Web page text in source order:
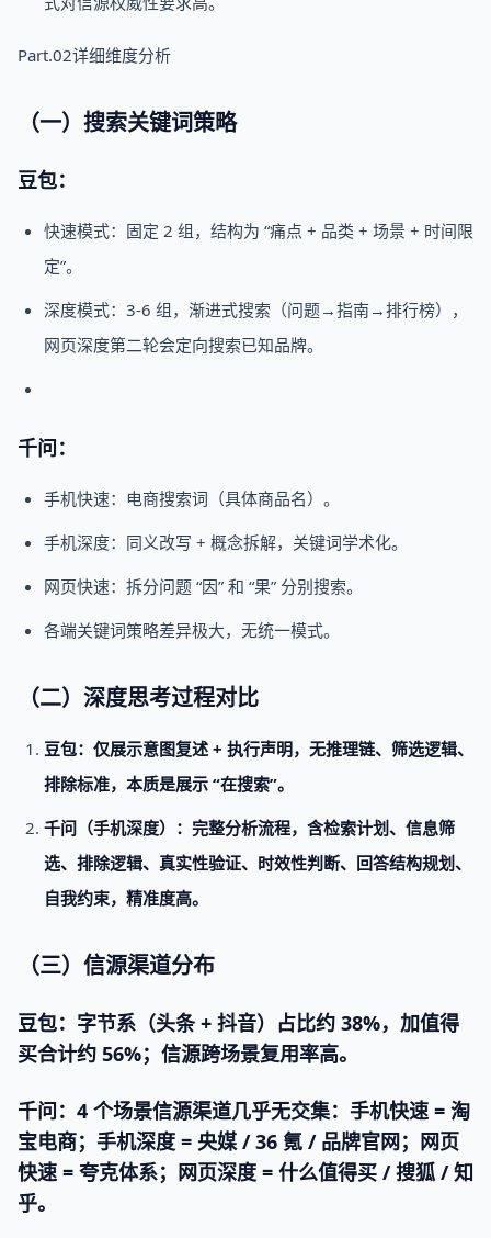
Part.02详细维度分析
（一）搜索关键词策略
豆包：
快速模式：固定 2 组，结构为 “痛点 + 品类 + 场景 + 时间限
定”。
深度模式：3-6 组，渐进式搜索（问题→指南→排行榜），
网页深度第二轮会定向搜索已知品牌。
千问：
手机快速：电商搜索词（具体商品名）。
手机深度：同义改写 + 概念拆解，关键词学术化。
网页快速：拆分问题 “因” 和 “果” 分别搜索。
各端关键词策略差异极大，无统一模式。
（二）深度思考过程对比
豆包：仅展示意图复述 + 执行声明，无推理链、筛选逻辑、
排除标准，本质是展示 “在搜索”。
千问（手机深度）：完整分析流程，含检索计划、信息筛
选、排除逻辑、真实性验证、时效性判断、回答结构规划、
自我约束，精准度高。
（三）信源渠道分布
豆包：字节系（头条 + 抖音）占比约 38%，加值得
买合计约 56%；信源跨场景复用率高。
千问：4 个场景信源渠道几乎无交集：手机快速 = 淘
宝电商；手机深度 = 央媒 / 36 氪 / 品牌官网；网页
快速 = 夸克体系；网页深度 = 什么值得买 / 搜狐 / 知
乎。